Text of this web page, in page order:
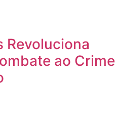
Revoluciona
ao Crime